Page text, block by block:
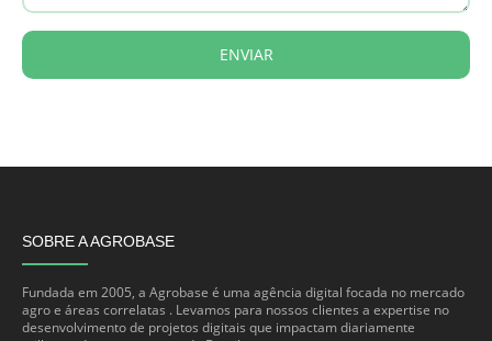
ENVIAR
SOBRE A AGROBASE
Fundada em 2005, a Agrobase é uma agência digital focada no mercado
agro e áreas correlatas . Levamos para nossos clientes a expertise no
desenvolvimento de projetos digitais que impactam diariamente